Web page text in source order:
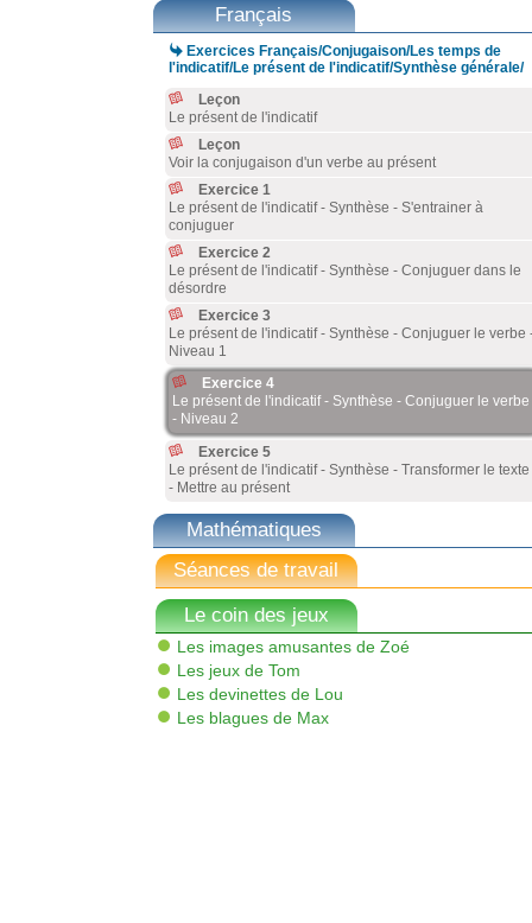
Français
 Exercices Français/Conjugaison/Les temps de
l'indicatif/Le présent de l'indicatif/Synthèse générale/
Leçon
Le présent de l'indicatif
Leçon
Voir la conjugaison d'un verbe au présent
Exercice 1
Le présent de l'indicatif - Synthèse - S'entrainer à
conjuguer
Exercice 2
Le présent de l'indicatif - Synthèse - Conjuguer dans le
désordre
Exercice 3
Le présent de l'indicatif - Synthèse - Conjuguer le verbe
Niveau 1
Exercice 4
Le présent de l'indicatif - Synthèse - Conjuguer le verbe
- Niveau 2
Exercice 5
Le présent de l'indicatif - Synthèse - Transformer le texte
- Mettre au présent
Mathématiques
Séances de travail
Le coin des jeux
Les images amusantes de Zoé
Les jeux de Tom
Les devinettes de Lou
Les blagues de Max